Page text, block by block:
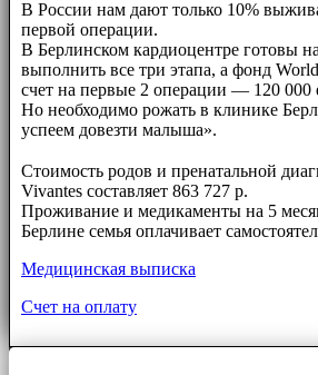
В России нам дают только 10%
первой операции.
В Берлинском кардиоцентре готовы
выполнить все три этапа, а фонд
счет на первые 2 операции — 120 000
Но необходимо рожать в клинике
успеем довезти малыша».
Стоимость родов и пренатальной
Vivantes составляет 863 727 р.
Проживание и медикаменты на 5
Берлине семья оплачивает
Медицинская выписка
Счет на оплату